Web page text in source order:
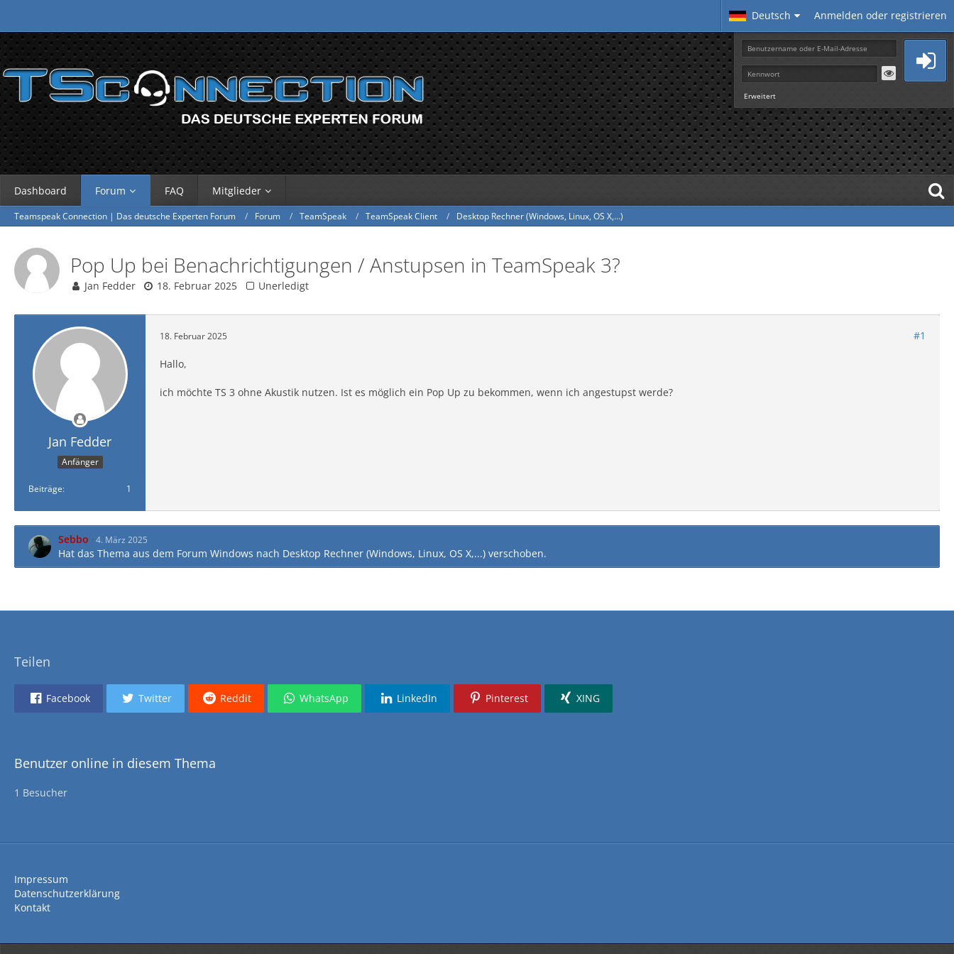
Deutsch Anmelden oder registrieren
Erweitert
Dashboard Forum FAQ Mitglieder
Teamspeak Connection | Das deutsche Experten Forum Forum TeamSpeak TeamSpeak Client Desktop Rechner (Windows, Linux, OS X,...)
Pop Up bei Benachrichtigungen / Anstupsen in TeamSpeak 3?
Jan Fedder 18. Februar 2025 Unerledigt
Jan Fedder
Anfänger
Beiträge 1
18. Februar 2025 #1
Hallo,
ich möchte TS 3 ohne Akustik nutzen. Ist es möglich ein Pop Up zu bekommen, wenn ich angestupst werde?
Sebbo 4. März 2025
Hat das Thema aus dem Forum Windows nach Desktop Rechner (Windows, Linux, OS X,...) verschoben.
Teilen
Facebook Twitter Reddit WhatsApp LinkedIn Pinterest XING
Benutzer online in diesem Thema
1 Besucher
Impressum
Datenschutzerklärung
Kontakt